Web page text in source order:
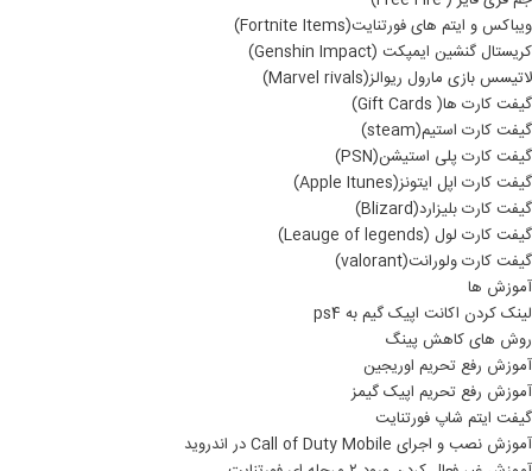
ویباکس و ایتم های فورتنایت(Fortnite Items)
کریستال گنشین ایمپکت (Genshin Impact)
لاتیسس بازی مارول ریوالز(Marvel rivals)
گیفت کارت ها( Gift Cards)
گیفت کارت استیم(steam)
گیفت کارت پلی استیشن(PSN)
گیفت کارت اپل ایتونز(Apple Itunes)
گیفت کارت بلیزارد(Blizard)
گیفت کارت لول (Leauge of legends)
گیفت کارت ولورانت(valorant)
آموزش ها
لینک کردن اکانت اپیک گیم به ps4
روش های کاهش پینگ
آموزش رفع تحریم اوریجین
آموزش رفع تحریم اپیک گیمز
گیفت ایتم شاپ فورتنایت
آموزش نصب و اجرای Call of Duty Mobile در اندروید